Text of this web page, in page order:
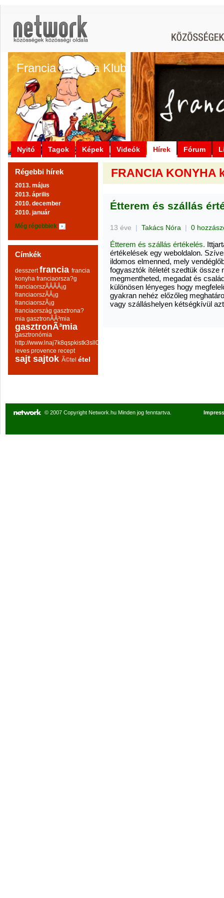
Francia Konyha Klub
Nyitó Tagok Képek Videók Hírek Fórum
Régebbi hírek
2013. május
2013. április
2010. december
2010. január
Még régebbiek
Címkék
desszert francia francia
konyha franciaorsza?g
franciaorszÃÂÃÂ¡g
franciaorszÃÂ¡g
franciaorszÃ¡g
franciaország gasztrona?
mia gasztronÃÂ³mia
gasztronÃ³mia
gasztronómia
http://www.lnaj7k8qspkistk3sll0hqp6mo2wq8go.com
leves provence recept
sajt sajtok Ã©tel étel
FRANCIA KONYHA
Étterem és szállás
13 éve | Takács Nóra | 0
Étterem és szállás értékelés.
értékelések egy weboldalon.
ildomos elmenned, mely
fogyasztók ítéletét szedtük össze
megmentheted, megadat és
különösen lényeges hogy
gyakran nehéz előzőleg
vagy szálláshelyen kétségkívül
© 2007 Copyright Network.hu Minden jog fenntartva.